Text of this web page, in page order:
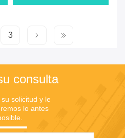
3
consulta
solicitud y le
lo antes